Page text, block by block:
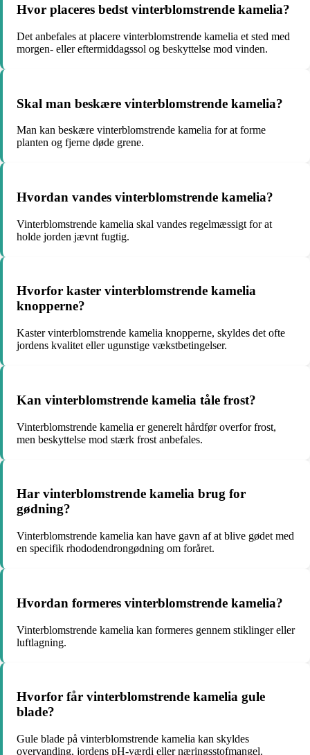
Hvor placeres bedst vinterblomstrende kamelia?
Det anbefales at placere vinterblomstrende kamelia et sted med
morgen- eller eftermiddagssol og beskyttelse mod vinden.
Skal man beskære vinterblomstrende kamelia?
Man kan beskære vinterblomstrende kamelia for at forme
planten og fjerne døde grene.
Hvordan vandes vinterblomstrende kamelia?
Vinterblomstrende kamelia skal vandes regelmæssigt for at
holde jorden jævnt fugtig.
Hvorfor kaster vinterblomstrende kamelia
knopperne?
Kaster vinterblomstrende kamelia knopperne, skyldes det ofte
jordens kvalitet eller ugunstige vækstbetingelser.
Kan vinterblomstrende kamelia tåle frost?
Vinterblomstrende kamelia er generelt hårdfør overfor frost,
men beskyttelse mod stærk frost anbefales.
Har vinterblomstrende kamelia brug for
gødning?
Vinterblomstrende kamelia kan have gavn af at blive gødet med
en specifik rhododendrongødning om foråret.
Hvordan formeres vinterblomstrende kamelia?
Vinterblomstrende kamelia kan formeres gennem stiklinger eller
luftlagning.
Hvorfor får vinterblomstrende kamelia gule
blade?
Gule blade på vinterblomstrende kamelia kan skyldes
overvanding, jordens pH-værdi eller næringsstofmangel.